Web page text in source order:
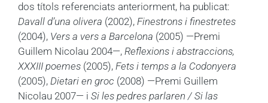
dos títols referenciats anteriorment, ha publicat:
Davall d’una olivera (2002), Finestrons i finestretes
(2004), Vers a vers a Barcelona (2005) —Premi
Guillem Nicolau 2004—, Reflexions i abstraccions,
XXXIII poemes (2005), Fets i temps a la Codonyera
(2005), Dietari en groc (2008) —Premi Guillem
Nicolau 2007— i Si les pedres parlaren / Si las